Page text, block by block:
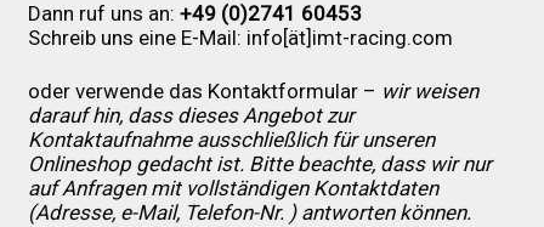
News
News
Test Startseite
Dann ruf uns an: +49 (0)2741 60453
Schreib uns eine E-Mail: info[ät]imt-racing.com
oder verwende das Kontaktformular – wir weisen
darauf hin, dass dieses Angebot zur
Kontaktaufnahme ausschließlich für unseren
Onlineshop gedacht ist. Bitte beachte, dass wir nur
auf Anfragen mit vollständigen Kontaktdaten
(Adresse, e-Mail, Telefon-Nr. ) antworten können.